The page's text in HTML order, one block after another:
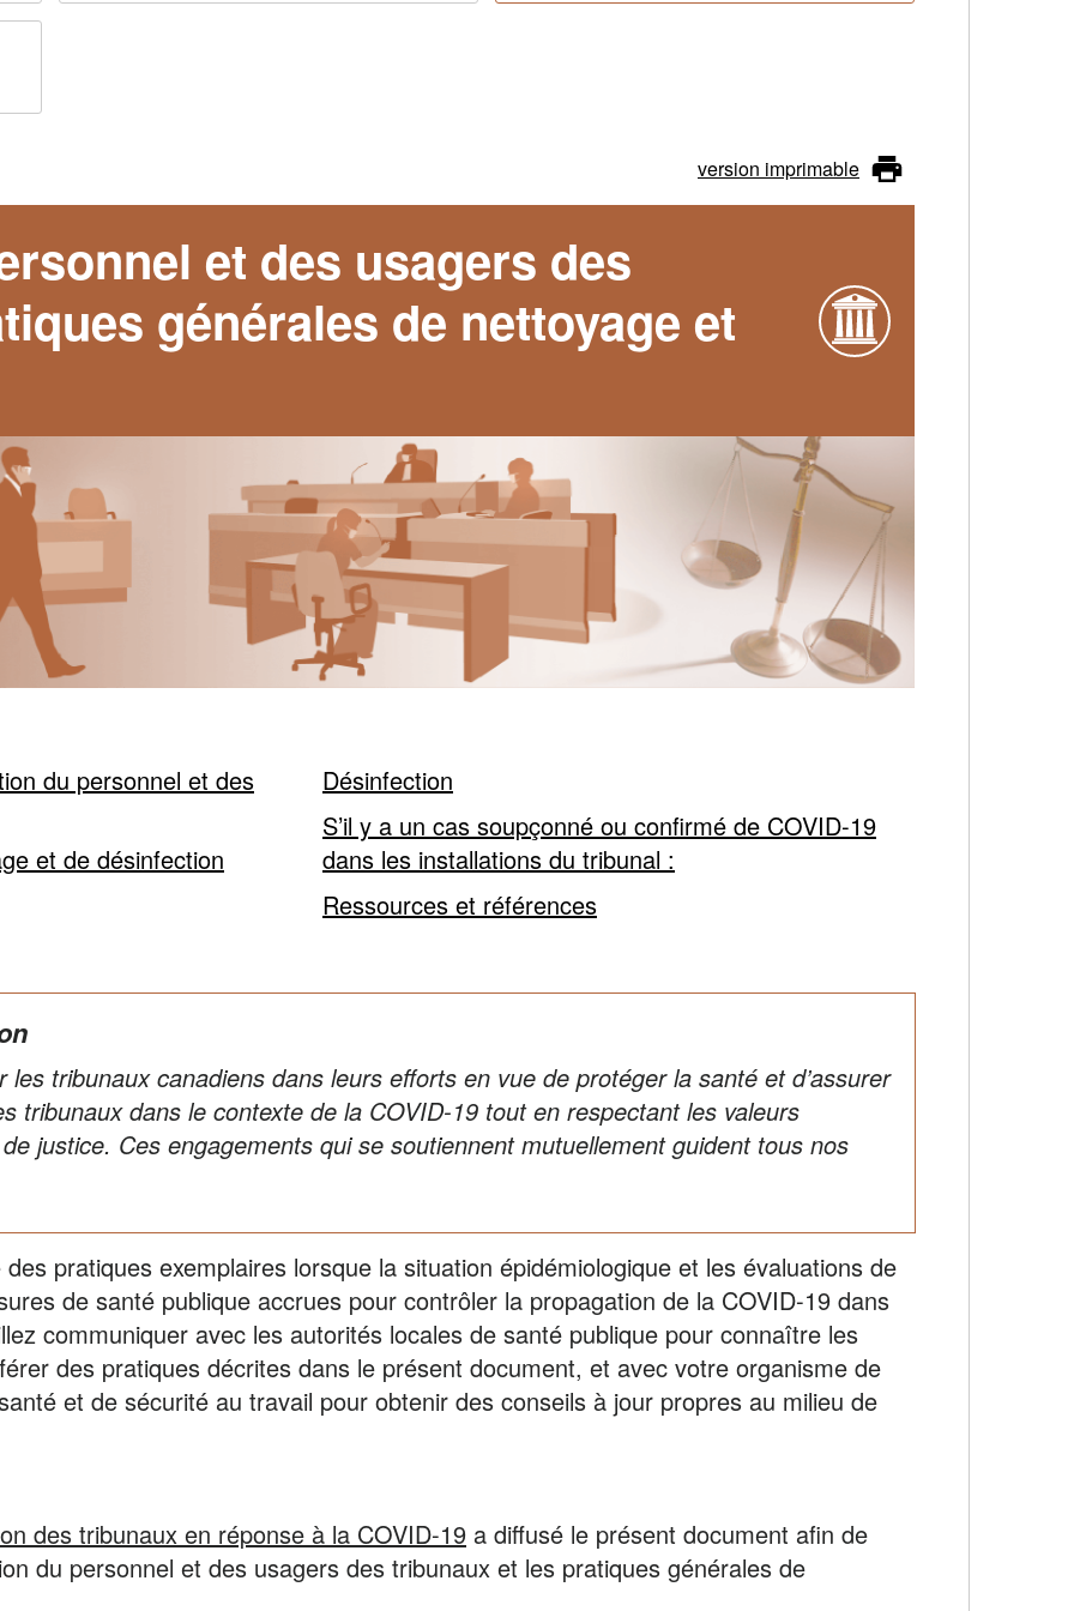
version imprimable
et des usagers des
générales de nettoyage et
du personnel et des
et de désinfection
Désinfection
S’il y a un cas soupçonné ou confirmé de COVID-19
dans les installations du tribunal :
Ressources et références
les tribunaux canadiens dans leurs efforts en vue de protéger la santé et d’assurer
tribunaux dans le contexte de la COVID-19 tout en respectant les valeurs
justice. Ces engagements qui se soutiennent mutuellement guident tous nos
pratiques exemplaires lorsque la situation épidémiologique et les évaluations de
de santé publique accrues pour contrôler la propagation de la COVID-19 dans
communiquer avec les autorités locales de santé publique pour connaître les
des pratiques décrites dans le présent document, et avec votre organisme de
et de sécurité au travail pour obtenir des conseils à jour propres au milieu de
des tribunaux en réponse à la COVID-19 a diffusé le présent document afin de
du personnel et des usagers des tribunaux et les pratiques générales de